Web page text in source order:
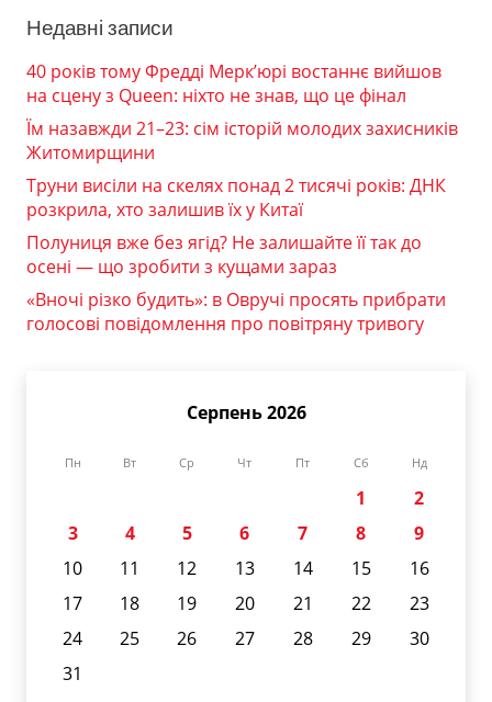
Недавні записи
40 років тому Фредді Мерк’юрі востаннє вийшов
на сцену з Queen: ніхто не знав, що це фінал
Їм назавжди 21–23: сім історій молодих захисників
Житомирщини
Труни висіли на скелях понад 2 тисячі років: ДНК
розкрила, хто залишив їх у Китаї
Полуниця вже без ягід? Не залишайте її так до
осені — що зробити з кущами зараз
«Вночі різко будить»: в Овручі просять прибрати
голосові повідомлення про повітряну тривогу
Серпень 2026
Пн Вт Ср Чт Пт Сб Нд
1
2
3
4 5 6 7 8
9
10
11 12 13 14 15
16
17
18 19 20 21 22
23
24
25 26 27 28 29
30
31